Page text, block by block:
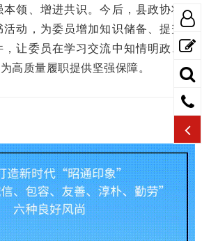
领、增进共识。今后，县政协将组
动，为委员增加知识储备、提升履
让委员在学习交流中知情明政、开
高质量履职提供坚强保障。